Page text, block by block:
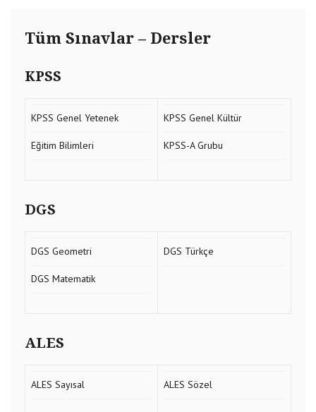
Tüm Sınavlar – Dersler
KPSS
KPSS Genel Yetenek
Eğitim Bilimleri
KPSS Genel Kültür
KPSS-A Grubu
DGS
DGS Geometri
DGS Matematik
DGS Türkçe
ALES
ALES Sayısal ALES Sözel